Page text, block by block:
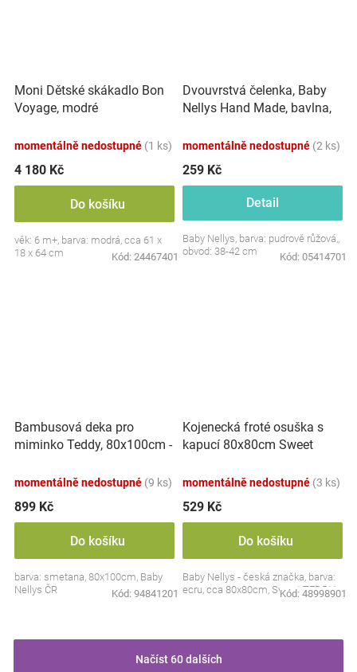
Moni Dětské skákadlo Bon
Voyage, modré
momentálně nedostupné (1 ks)
4 180 Kč
Do košíku
věk: 6 m+, barva: modrá, cca 61 x
18 x 64 cm
Kód: 24467401
Dvouvrstvá čelenka, Baby
Nellys Hand Made, bavlna,
růžová, 80/98
momentálně nedostupné (2 ks)
259 Kč
Detail
Baby Nellys, barva: pudrově růžová,,
obvod: 38-42 cm
Kód: 05414701
Bambusová deka pro
miminko Teddy, 80x100cm -
momentálně nedostupné (9 ks)
899 Kč
Do košíku
barva: smetana, 80x100cm, Baby
Nellys ČR
Kód: 94841201
Kojenecká froté osuška s
kapucí 80x80cm Sweet
momentálně nedostupné (3 ks)
529 Kč
Do košíku
Baby Nellys - česká značka, barva:
ecru, cca 80x80cm, Sweet TEDDY
Kód: 48998901
Načíst 60 dalších